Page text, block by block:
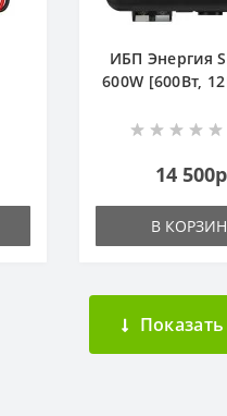
ИБП Энергия
600W [600Вт,
14
В